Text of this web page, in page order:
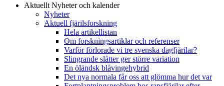
Aktuellt Nyheter och kalender
Nyheter
Aktuell fjärilsforskning
Hela artikellistan
Om forskningsartiklar och referenser
Varför förlorade vi tre svenska dagfjärilar?
Slingrande slåtter ger större variation
En öländsk blåvingehybrid
Det nya normala får oss att glömma hur det var